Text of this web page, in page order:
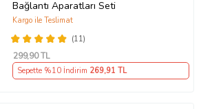
Bağlantı Aparatları Seti
(11)
Kargo ile Teslimat
299,90 TL
Sepette %10 İndirim 269,91 TL